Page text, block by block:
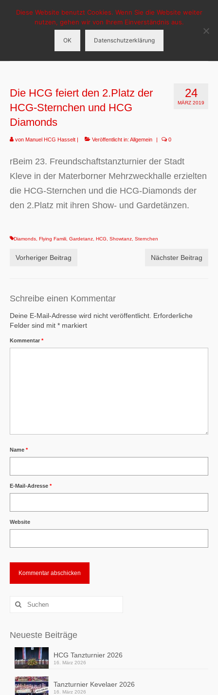
HCG-Hasselt
Aktuelles
Tanzgruppen
24
MÄRZ 2019
Die HCG feiert den 2.Platz der
HCG-Sternchen und HCG
Diamonds
von Manuel HCG Hasselt | Veröffentlicht in: Allgemein | 0
rBeim 23. Freundschaftstanzturnier der Stadt
Kleve in der Materborner Mehrzweckhalle erzielten
die HCG-Sternchen und die HCG-Diamonds der
den 2.Platz mit ihren Show- und Gardetänzen.
Diamonds Flying Famili Gardetanz HCG Showtanz Sternchen
Vorheriger Beitrag Nächster Beitrag
Schreibe einen Kommentar
Deine E-Mail-Adresse wird nicht veröffentlicht. Erforderliche
Felder sind mit * markiert
Kommentar *
Name *
E-Mail-Adresse *
Website
Suchen
nach:
Neueste Beiträge
HCG Tanzturnier 2026
16. März 2026
Tanzturnier Kevelaer 2026
16. März 2026
Diese Website benutzt Cookies. Wenn Sie die Website weiter
nutzen, gehen wir von Ihrem Einverständnis aus.
OK Datenschutzerklärung